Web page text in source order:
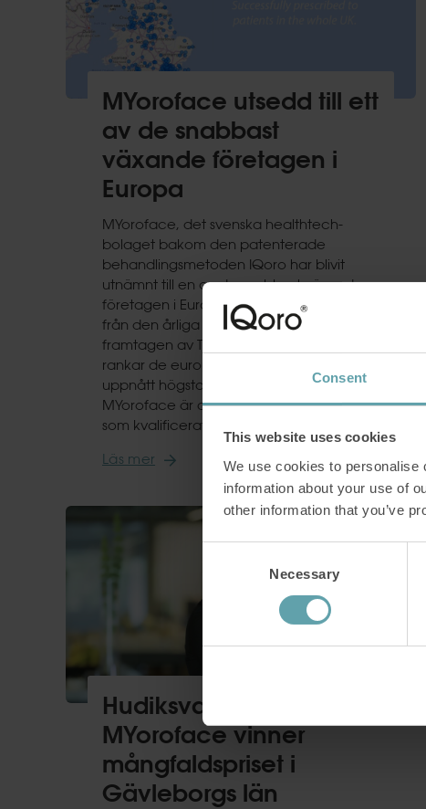
Consent
This website uses cookies
We use cookies to personalise
information about your use of
other information that you’ve
Necessary
MYoroface utsedd till ett
av de snabbast
växande företagen i
Europa
MYoroface, det svenska healthtech-
bolaget bakom den patenterade
behandlingsmetoden IQoro har blivit
utnämnt till en av de snabbast växande
företagen i Europa. Utmärkelsen kommer
från den årliga rapporten FT 1000
framtagen av The Financial Times, som
rankar de europeiska företag som har
uppnått högsta tillväxt de senaste åren.
MYoroface är det enda svenska bolaget
som kvalificerat
Läs mer
Hudiksvallsbaserade
MYoroface vinner
mångfaldspriset i
Gävleborgs län